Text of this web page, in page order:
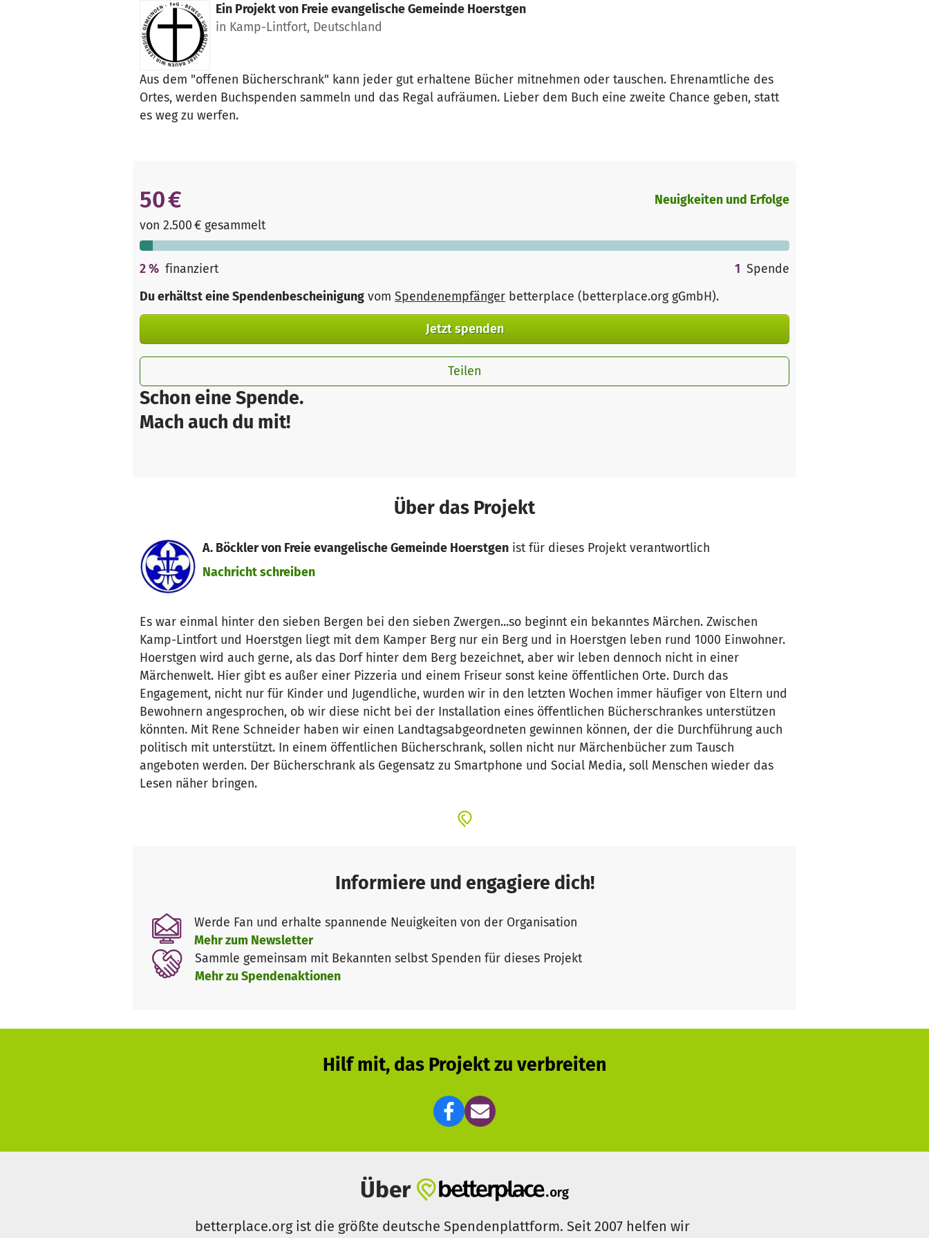
Ein Projekt von Freie evangelische Gemeinde Hoerstgen
in Kamp-Lintfort, Deutschland
Aus dem "offenen Bücherschrank" kann jeder gut erhaltene Bücher mitnehmen oder tauschen. Ehrenamtliche des
Ortes, werden Buchspenden sammeln und das Regal aufräumen. Lieber dem Buch eine zweite Chance geben, statt
es weg zu werfen.
Schon eine Spende.
Mach auch du mit!
50 €
von 2.500 € gesammelt
Neuigkeiten und Erfolge
2% finanziert 1 Spende
Du erhältst eine Spendenbescheinigung vom Spendenempfänger betterplace (betterplace.org gGmbH).
Jetzt spenden
Teilen
Über das Projekt
A. Böckler von Freie evangelische Gemeinde Hoerstgenist für dieses Projekt verantwortlich
Nachricht schreiben
Es war einmal hinter den sieben Bergen bei den sieben Zwergen...so beginnt ein bekanntes Märchen. Zwischen
Kamp-Lintfort und Hoerstgen liegt mit dem Kamper Berg nur ein Berg und in Hoerstgen leben rund 1000 Einwohner.
Hoerstgen wird auch gerne, als das Dorf hinter dem Berg bezeichnet, aber wir leben dennoch nicht in einer
Märchenwelt. Hier gibt es außer einer Pizzeria und einem Friseur sonst keine öffentlichen Orte. Durch das
Engagement, nicht nur für Kinder und Jugendliche, wurden wir in den letzten Wochen immer häufiger von Eltern und
Bewohnern angesprochen, ob wir diese nicht bei der Installation eines öffentlichen Bücherschrankes unterstützen
könnten. Mit Rene Schneider haben wir einen Landtagsabgeordneten gewinnen können, der die Durchführung auch
politisch mit unterstützt. In einem öffentlichen Bücherschrank, sollen nicht nur Märchenbücher zum Tausch
angeboten werden. Der Bücherschrank als Gegensatz zu Smartphone und Social Media, soll Menschen wieder das
Lesen näher bringen.
Informiere und engagiere dich!
Werde Fan und erhalte spannende Neuigkeiten von der Organisation
Mehr zum Newsletter
Sammle gemeinsam mit Bekannten selbst Spenden für dieses Projekt
Mehr zu Spendenaktionen
Hilf mit, das Projekt zu verbreiten
Über
betterplace.org ist die größte deutsche Spendenplattform. Seit 2007 helfen wir